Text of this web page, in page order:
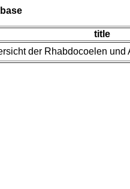
title
der Rhabdocoelen und